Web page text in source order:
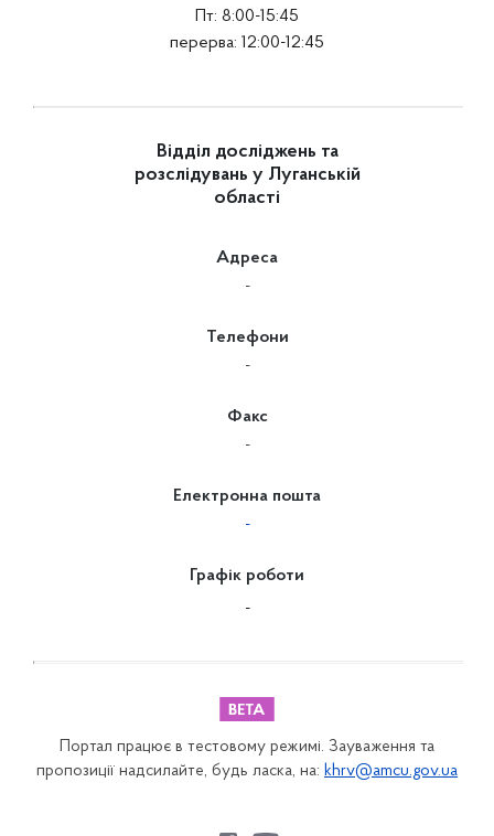
Пт: 8:00-15:45
перерва: 12:00-12:45
Відділ досліджень та
розслідувань у Луганській
області
Адреса
-
Телефони
-
Факс
-
Електронна пошта
-
Графік роботи
-
Портал працює в тестовому режимі. Зауваження та
пропозиції надсилайте, будь ласка, на: khrv@amcu.gov.ua